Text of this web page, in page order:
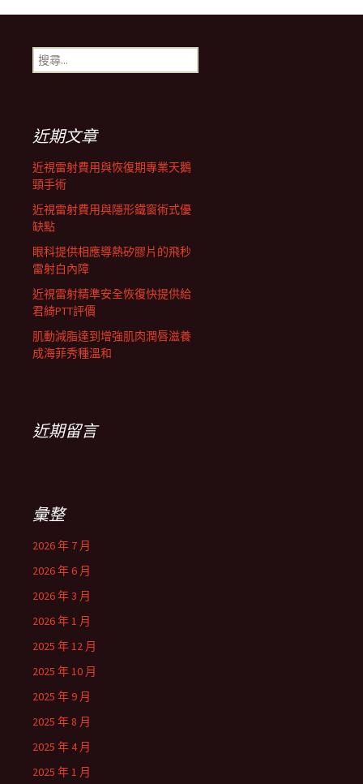
導
航
列
搜
尋
近期文章
近視雷射費用與恢復期專業天鵝
頸手術
近視雷射費用與隱形鐵窗術式優
缺點
眼科提供相應導熱矽膠片的飛秒
雷射白內障
近視雷射精準安全恢復快提供給
君綺PTT評價
肌動減脂達到增強肌肉潤唇滋養
成海菲秀種溫和
近期留言
彙整
2026 年 7 月
2026 年 6 月
2026 年 3 月
2026 年 1 月
2025 年 12 月
2025 年 10 月
2025 年 9 月
2025 年 8 月
2025 年 4 月
2025 年 1 月